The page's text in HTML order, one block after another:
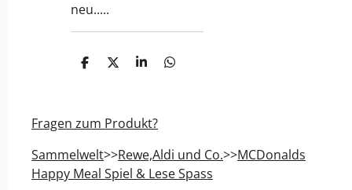
neu.....
T
n
T
n
T
e
n
T
Fragen zum Produkt?
Sammelwelt>>Rewe,Aldi und Co.>>MCDonalds
Happy Meal Spiel & Lese Spass